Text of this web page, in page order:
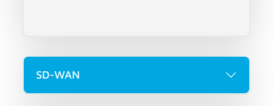
SD-WAN